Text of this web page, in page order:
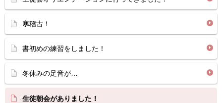
寒稽古！
書初めの練習をしました！
冬休みの足音が…
生徒朝会がありました！